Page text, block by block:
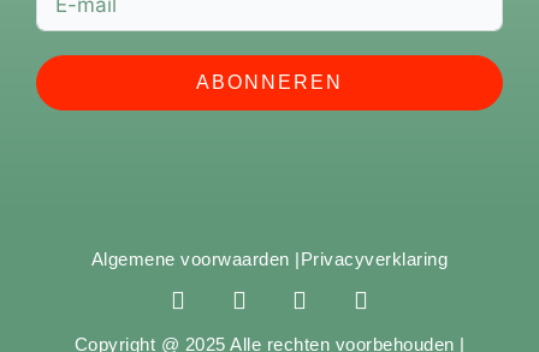
ABONNEREN
Copyright @ 2025 Alle rechten voorbehouden |
F
a
c
I
n
s
Y
o
u
S
p
Algemene voorwaarden |Privacyverklaring